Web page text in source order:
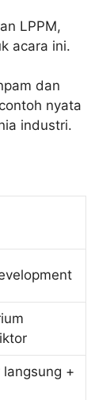
LPPM,
acara ini.
dan
nyata
industri.
+